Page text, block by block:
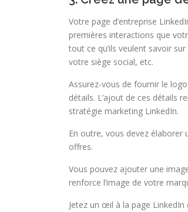
Votre page d’entreprise
premières interactions que
tout ce qu’ils veulent savoir
votre siège social, etc.
Assurez-vous de fournir le logo
détails. L’ajout de ces détails
stratégie marketing LinkedIn.
En outre, vous devez
offres.
Vous pouvez ajouter une
renforce l’image de votre
Jetez un œil à la page LinkedIn